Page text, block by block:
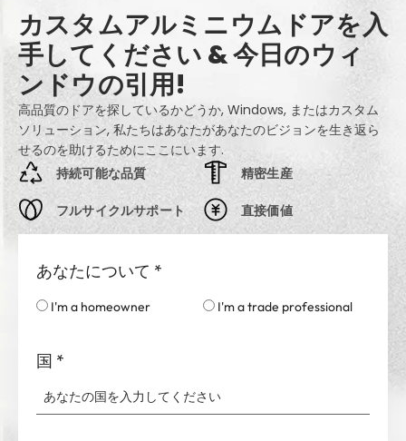
カスタムアルミニウムドアを入
手してください & 今日のウィ
ンドウの引用!
高品質のドアを探しているかどうか, Windows, またはカスタム
ソリューション, 私たちはあなたがあなたのビジョンを生き返ら
せるのを助けるためにここにいます.
持続可能な品質
フルサイクルサポート
精密生産
直接価値
あなたについて *
I'm a homeowner I'm a trade professional
国 *